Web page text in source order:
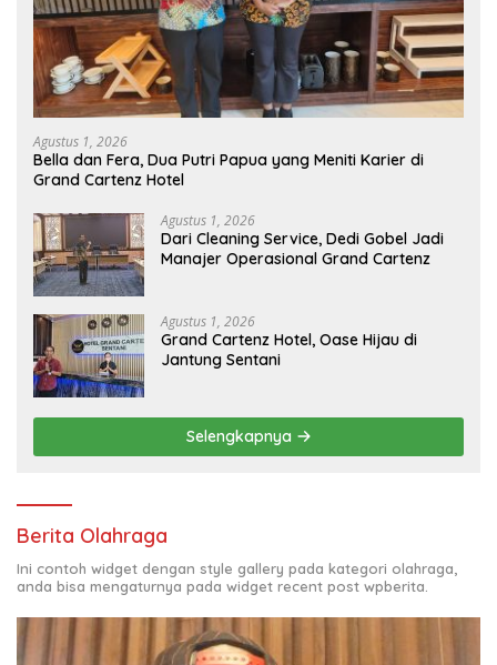
Agustus 1, 2026
Bella dan Fera, Dua Putri Papua yang Meniti Karier di
Grand Cartenz Hotel
Agustus 1, 2026
Dari Cleaning Service, Dedi Gobel Jadi
Manajer Operasional Grand Cartenz
Agustus 1, 2026
Grand Cartenz Hotel, Oase Hijau di
Jantung Sentani
Selengkapnya
Berita Olahraga
Ini contoh widget dengan style gallery pada kategori olahraga,
anda bisa mengaturnya pada widget recent post wpberita.